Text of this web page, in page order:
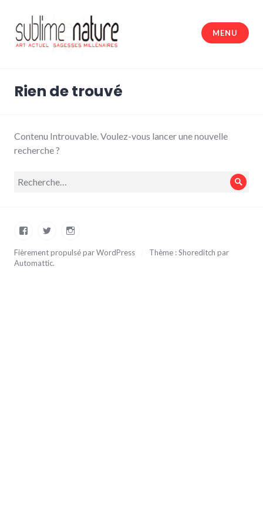
contenu
principal
MENU
Rien de trouvé
Contenu Introuvable. Voulez-vous lancer une nouvelle
recherche ?
Recherche
FacebookTwitterInstagram
Fièrement propulsé par WordPress
Thème : Shoreditch par
Automattic.